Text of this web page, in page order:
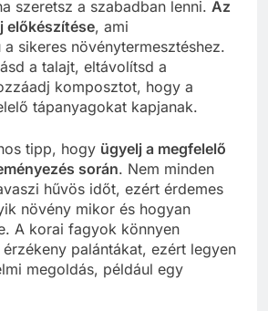
szeretsz a szabadban lenni. Az
előkészítése, ami
sikeres növénytermesztéshez.
a talajt, eltávolítsd a
komposztot, hogy a
tápanyagokat kapjanak.
tipp, hogy ügyelj a megfelelő
során. Nem minden
hűvös időt, ezért érdemes
növény mikor és hogyan
A korai fagyok könnyen
palántákat, ezért legyen
megoldás, például egy